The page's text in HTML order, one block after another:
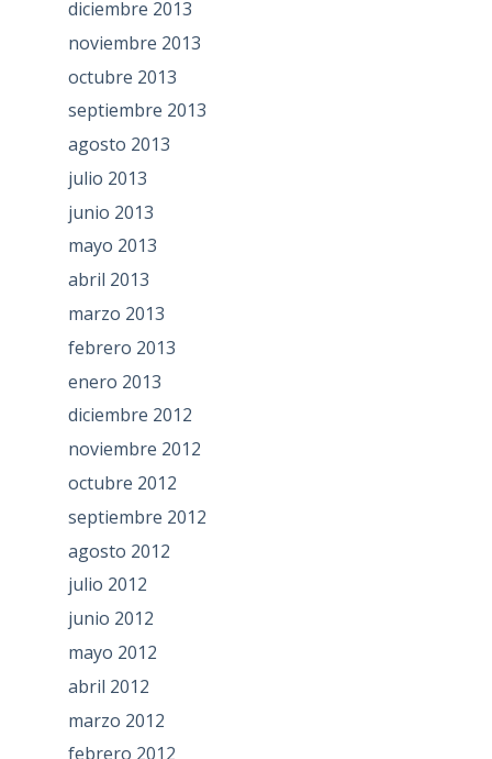
diciembre 2013
noviembre 2013
octubre 2013
septiembre 2013
agosto 2013
julio 2013
junio 2013
mayo 2013
abril 2013
marzo 2013
febrero 2013
enero 2013
diciembre 2012
noviembre 2012
octubre 2012
septiembre 2012
agosto 2012
julio 2012
junio 2012
mayo 2012
abril 2012
marzo 2012
febrero 2012